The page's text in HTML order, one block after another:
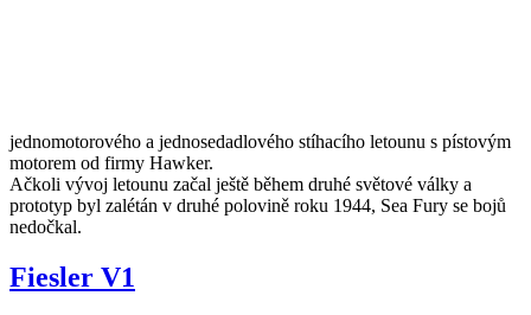
jednomotorového a jednosedadlového stíhacího letounu s pístovým
motorem od firmy Hawker.
Ačkoli vývoj letounu začal ještě během druhé světové války a
prototyp byl zalétán v druhé polovině roku 1944, Sea Fury se bojů
nedočkal.
Fiesler V1